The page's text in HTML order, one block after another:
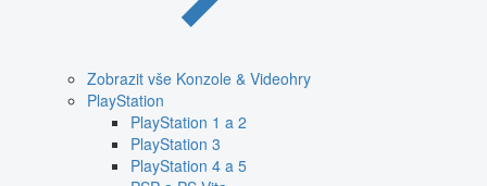
Zobrazit vše Konzole & Videohry
PlayStation
PlayStation 1 a 2
PlayStation 3
PlayStation 4 a 5